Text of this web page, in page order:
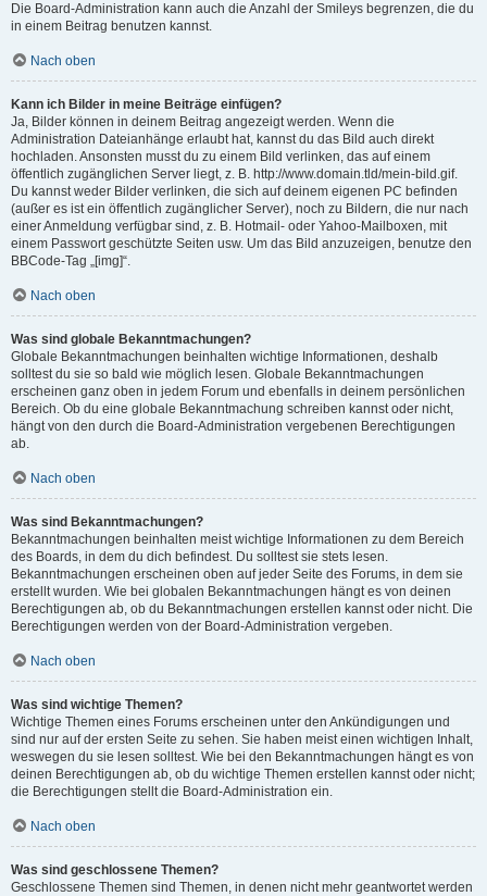
Die Board-Administration kann auch die Anzahl der Smileys begrenzen, die du
in einem Beitrag benutzen kannst.
Nach oben
Kann ich Bilder in meine Beiträge einfügen?
Ja, Bilder können in deinem Beitrag angezeigt werden. Wenn die
Administration Dateianhänge erlaubt hat, kannst du das Bild auch direkt
hochladen. Ansonsten musst du zu einem Bild verlinken, das auf einem
öffentlich zugänglichen Server liegt, z. B. http://www.domain.tld/mein-bild.gif.
Du kannst weder Bilder verlinken, die sich auf deinem eigenen PC befinden
(außer es ist ein öffentlich zugänglicher Server), noch zu Bildern, die nur nach
einer Anmeldung verfügbar sind, z. B. Hotmail- oder Yahoo-Mailboxen, mit
einem Passwort geschützte Seiten usw. Um das Bild anzuzeigen, benutze den
BBCode-Tag „[img]“.
Nach oben
Was sind globale Bekanntmachungen?
Globale Bekanntmachungen beinhalten wichtige Informationen, deshalb
solltest du sie so bald wie möglich lesen. Globale Bekanntmachungen
erscheinen ganz oben in jedem Forum und ebenfalls in deinem persönlichen
Bereich. Ob du eine globale Bekanntmachung schreiben kannst oder nicht,
hängt von den durch die Board-Administration vergebenen Berechtigungen
ab.
Nach oben
Was sind Bekanntmachungen?
Bekanntmachungen beinhalten meist wichtige Informationen zu dem Bereich
des Boards, in dem du dich befindest. Du solltest sie stets lesen.
Bekanntmachungen erscheinen oben auf jeder Seite des Forums, in dem sie
erstellt wurden. Wie bei globalen Bekanntmachungen hängt es von deinen
Berechtigungen ab, ob du Bekanntmachungen erstellen kannst oder nicht. Die
Berechtigungen werden von der Board-Administration vergeben.
Nach oben
Was sind wichtige Themen?
Wichtige Themen eines Forums erscheinen unter den Ankündigungen und
sind nur auf der ersten Seite zu sehen. Sie haben meist einen wichtigen Inhalt,
weswegen du sie lesen solltest. Wie bei den Bekanntmachungen hängt es von
deinen Berechtigungen ab, ob du wichtige Themen erstellen kannst oder nicht;
die Berechtigungen stellt die Board-Administration ein.
Nach oben
Was sind geschlossene Themen?
Geschlossene Themen sind Themen, in denen nicht mehr geantwortet werden